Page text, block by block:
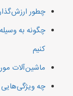
چطور
چگونه به
کنیم
ماشین‌آلات
چه